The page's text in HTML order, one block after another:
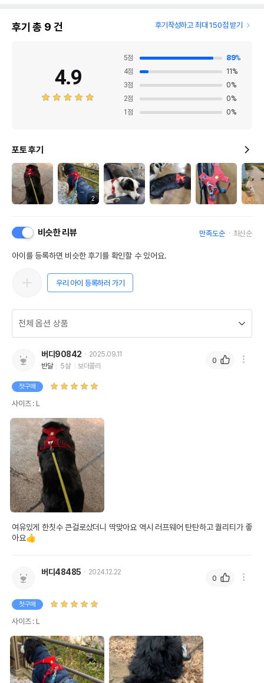
후기 총 9 건 후기작성하고 최대 150점 받기
4.9
5점 89%
4점 11 %
3점 0%
2점 0%
1 점 0%
포토 후기
2
비슷한 리뷰 만족도순 최신순
아이를 등록하면 비슷한 후기를 확인할 수 있어요.
우리 아이 등록하러 가기
버디90842
2025.09.11
반달
5살 보더콜리
첫구매
사이즈 : L
여유있게 한칫수 큰걸로샀더니 딱맞아요 역시 러프웨어 탄탄하고 퀄리티가 좋
아요👍
0
버디48485 2024.12.22
첫구매
사이즈 : L
0